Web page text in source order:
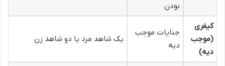
بودن
کیفری
(موجب
دیه)
جنایات موجب
دیه
یک شاهد مرد یا دو شاهد زن